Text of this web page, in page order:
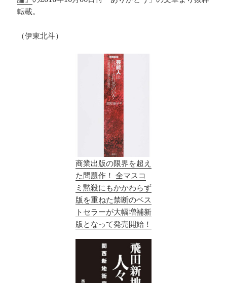
転載。
（伊東北斗）
商業出版の限界を超え
た問題作！ 全マスコ
ミ黙殺にもかかわらず
版を重ねた禁断のベス
トセラーが大幅増補新
版となって発売開始！